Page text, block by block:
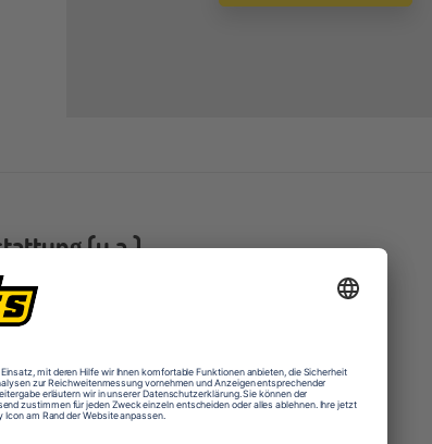
(u.a.)
Textilraum